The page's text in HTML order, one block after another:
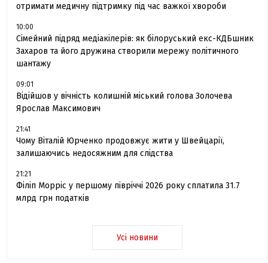
отримати медичну підтримку під час важкої хвороби
10:00
Сімейний підряд медіакілерів: як білоруський екс-КДБшник
Захаров та його дружина створили мережу політичного
шантажу
09:01
Відійшов у вічність колишній міський голова Золочева
Ярослав Максимович
21:41
Чому Віталій Юрченко продовжує жити у Швейцарії,
залишаючись недосяжним для слідства
21:21
Філіп Морріс у першому півріччі 2026 року сплатила 31.7
млрд грн податків
Усі новини